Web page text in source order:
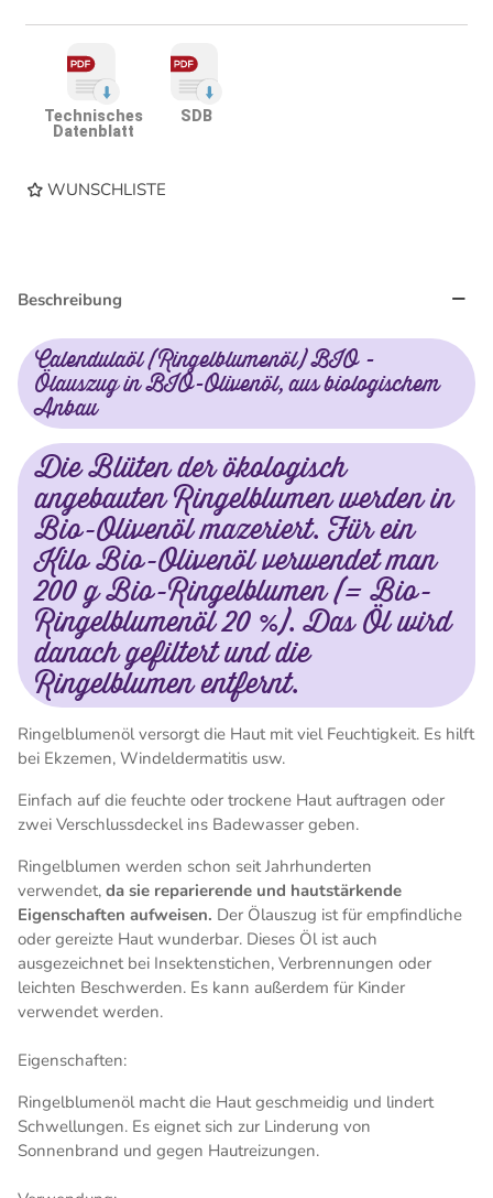
Technisches
Datenblatt
SDB
WUNSCHLISTE
Beschreibung
Calendulaöl (Ringelblumenöl) BIO -
Ölauszug in BIO-Olivenöl, aus biologischem
Anbau
Die Blüten der ökologisch
angebauten Ringelblumen werden in
Bio-Olivenöl mazeriert. Für ein
Kilo Bio-Olivenöl verwendet man
200 g Bio-Ringelblumen (= Bio-
Ringelblumenöl 20 %). Das Öl wird
danach gefiltert und die
Ringelblumen entfernt.
Ringelblumenöl versorgt die Haut mit viel Feuchtigkeit. Es hilft
bei Ekzemen, Windeldermatitis usw.
Einfach auf die feuchte oder trockene Haut auftragen oder
zwei Verschlussdeckel ins Badewasser geben.
Ringelblumen werden schon seit Jahrhunderten
verwendet, da sie reparierende und hautstärkende
Eigenschaften aufweisen. Der Ölauszug ist für empfindliche
oder gereizte Haut wunderbar. Dieses Öl ist auch
ausgezeichnet bei Insektenstichen, Verbrennungen oder
leichten Beschwerden. Es kann außerdem für Kinder
verwendet werden.
Eigenschaften:
Ringelblumenöl macht die Haut geschmeidig und lindert
Schwellungen. Es eignet sich zur Linderung von
Sonnenbrand und gegen Hautreizungen.